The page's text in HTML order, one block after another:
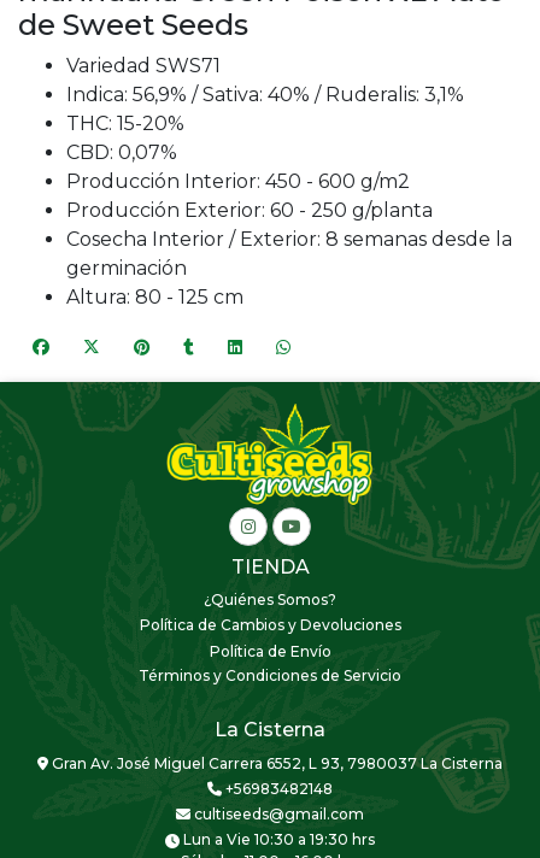
de Sweet Seeds
Variedad SWS71
Indica: 56,9% / Sativa: 40% / Ruderalis: 3,1%
THC: 15-20%
CBD: 0,07%
Producción Interior: 450 - 600 g/m2
Producción Exterior: 60 - 250 g/planta
Cosecha Interior / Exterior: 8 semanas desde la
germinación
Altura: 80 - 125 cm
TIENDA
¿Quiénes Somos?
Política de Cambios y Devoluciones
Política de Envío
Términos y Condiciones de Servicio
La Cisterna
Gran Av. José Miguel Carrera 6552, L 93, 7980037 La Cisterna
+56983482148
cultiseeds@gmail.com
Lun a Vie 10:30 a 19:30 hrs